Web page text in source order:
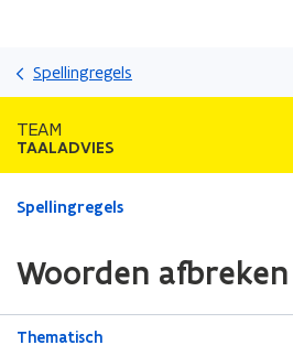
Spellingregels
TEAM
TAALADVIES
Gedaan
zich
op:
Spellingregels
Woorden afbreken
Thematisch